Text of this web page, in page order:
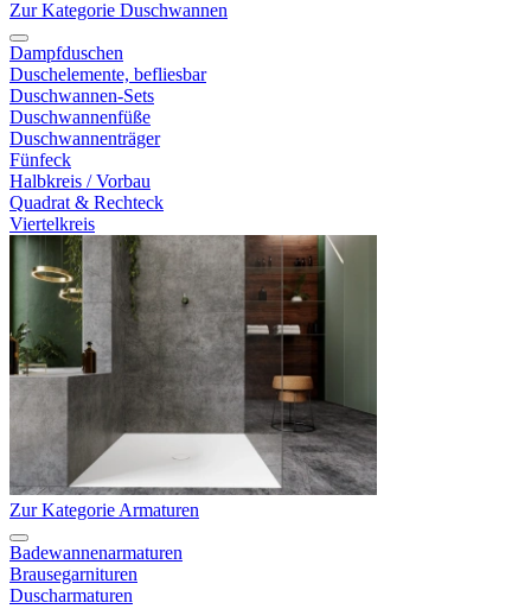
Zur Kategorie Duschwannen
Dampfduschen
Duschelemente, befliesbar
Duschwannen-Sets
Duschwannenfüße
Duschwannenträger
Fünfeck
Halbkreis / Vorbau
Quadrat & Rechteck
Viertelkreis
Zur Kategorie Armaturen
Badewannenarmaturen
Brausegarnituren
Duscharmaturen